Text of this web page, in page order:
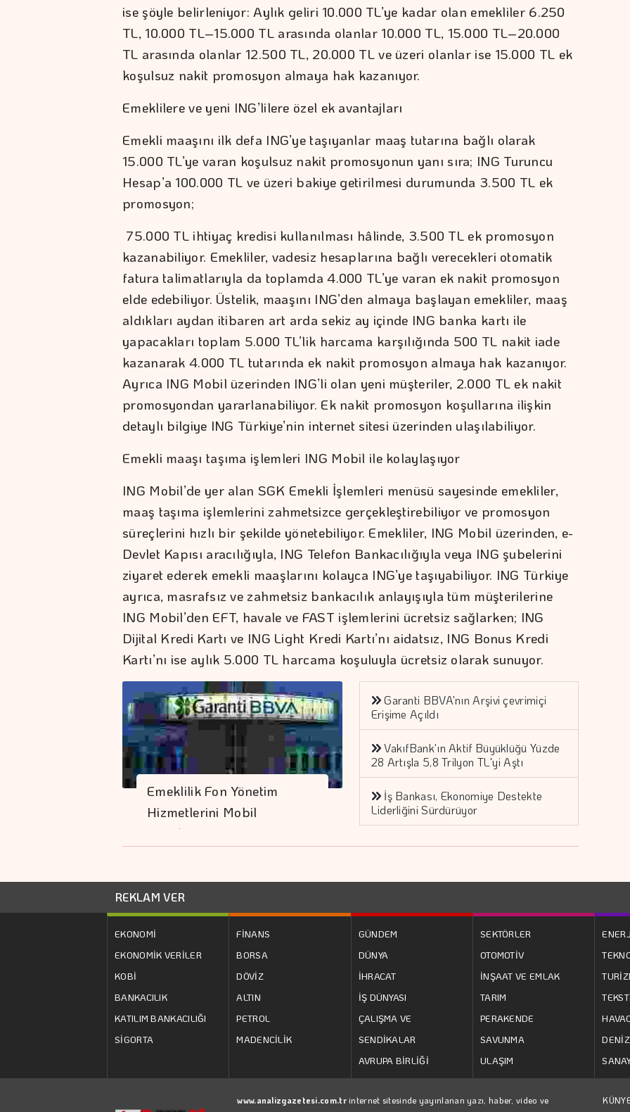
ise şöyle belirleniyor: Aylık geliri 10.000 TL’ye kadar olan emekliler 6.250
TL, 10.000 TL–15.000 TL arasında olanlar 10.000 TL, 15.000 TL–20.000
TL arasında olanlar 12.500 TL, 20.000 TL ve üzeri olanlar ise 15.000 TL ek
koşulsuz nakit promosyon almaya hak kazanıyor.
Emeklilere ve yeni ING’lilere özel ek avantajları
Emekli maaşını ilk defa ING’ye taşıyanlar maaş tutarına bağlı olarak
15.000 TL’ye varan koşulsuz nakit promosyonun yanı sıra; ING Turuncu
Hesap’a 100.000 TL ve üzeri bakiye getirilmesi durumunda 3.500 TL ek
promosyon;
75.000 TL ihtiyaç kredisi kullanılması hâlinde, 3.500 TL ek promosyon
kazanabiliyor. Emekliler, vadesiz hesaplarına bağlı verecekleri otomatik
fatura talimatlarıyla da toplamda 4.000 TL’ye varan ek nakit promosyon
elde edebiliyor. Üstelik, maaşını ING’den almaya başlayan emekliler, maaş
aldıkları aydan itibaren art arda sekiz ay içinde ING banka kartı ile
yapacakları toplam 5.000 TL’lik harcama karşılığında 500 TL nakit iade
kazanarak 4.000 TL tutarında ek nakit promosyon almaya hak kazanıyor.
Ayrıca ING Mobil üzerinden ING’li olan yeni müşteriler, 2.000 TL ek nakit
promosyondan yararlanabiliyor. Ek nakit promosyon koşullarına ilişkin
detaylı bilgiye ING Türkiye’nin internet sitesi üzerinden ulaşılabiliyor.
Emekli maaşı taşıma işlemleri ING Mobil ile kolaylaşıyor
ING Mobil’de yer alan SGK Emekli İşlemleri menüsü sayesinde emekliler,
maaş taşıma işlemlerini zahmetsizce gerçekleştirebiliyor ve promosyon
süreçlerini hızlı bir şekilde yönetebiliyor. Emekliler, ING Mobil üzerinden, e-
Devlet Kapısı aracılığıyla, ING Telefon Bankacılığıyla veya ING şubelerini
ziyaret ederek emekli maaşlarını kolayca ING’ye taşıyabiliyor. ING Türkiye
ayrıca, masrafsız ve zahmetsiz bankacılık anlayışıyla tüm müşterilerine
ING Mobil’den EFT, havale ve FAST işlemlerini ücretsiz sağlarken; ING
Dijital Kredi Kartı ve ING Light Kredi Kartı’nı aidatsız, ING Bonus Kredi
Kartı’nı ise aylık 5.000 TL harcama koşuluyla ücretsiz olarak sunuyor.
Emeklilik Fon Yönetim
Hizmetlerini Mobil
Uygulamaya…
Garanti BBVA'nın Arşivi çevrimiçi
Erişime Açıldı
VakıfBank'ın Aktif Büyüklüğü Yüzde
28 Artışla 5,8 Trilyon TL'yi Aştı
İş Bankası, Ekonomiye Destekte
Liderliğini Sürdürüyor
REKLAM VER
EKONOMİ
EKONOMİK VERİLER
KOBİ
BANKACILIK
KATILIM BANKACILIĞI
SİGORTA
FİNANS
BORSA
DÖVİZ
ALTIN
PETROL
MADENCİLİK
GÜNDEM
DÜNYA
İHRACAT
İŞ DÜNYASI
ÇALIŞMA VE
SENDİKALAR
AVRUPA BİRLİĞİ
SEKTÖRLER
OTOMOTİV
İNŞAAT VE EMLAK
TARIM
PERAKENDE
SAVUNMA
ULAŞIM
www.analizgazetesi.com.trinternet sitesinde yayınlanan yazı, haber, video ve